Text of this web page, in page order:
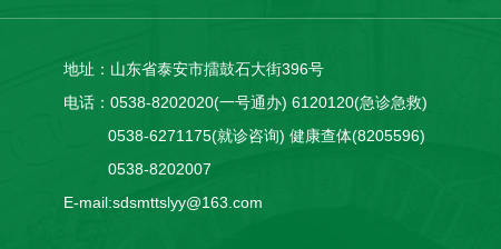
地址：山东省泰安市擂鼓石大街396号
电话：0538-8202020(一号通办) 6120120(急诊急救)
0538-6271175(就诊咨询) 健康查体(8205596)
0538-8202007
E-mail:sdsmttslyy@163.com